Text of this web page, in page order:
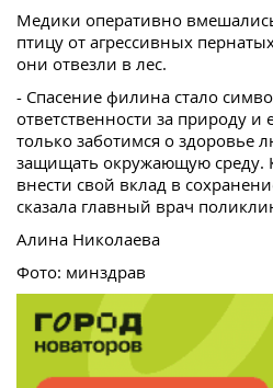
Медики оперативно
птицу от агрессивных
они отвезли в лес.
- Спасение филина стало
ответственности за природу
только заботимся о здоровье
защищать окружающую среду.
внести свой вклад в
сказала главный врач
Алина Николаева
Фото: минздрав